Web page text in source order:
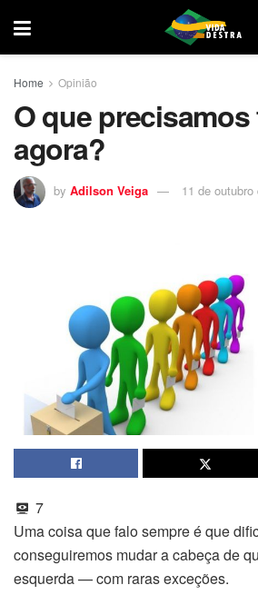
Home Opinião
O que precisamos
agora?
by Adilson Veiga 11 de outubro
7
Uma coisa que falo sempre é que
conseguiremos mudar a cabeça de
esquerda — com raras exceções.